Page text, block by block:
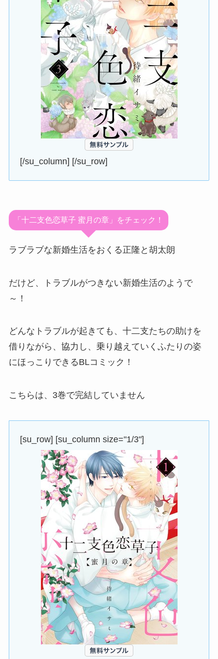
[/su_column] [/su_row]
「十二支色恋草子 蜜月の章」をチェック！
ラブラブな新婚生活をおくる正隆と胡太朗
だけど、トラブルがつきない新婚生活のようで
～！
どんなトラブルが起きても、十二支たちの助けを
借りながら、協力し、乗り越えていくふたりの姿
にほっこりできるBLコミック！
こちらは、3巻で完結していません
[su_row] [su_column size="1/3"]